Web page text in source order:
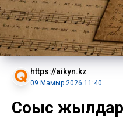
https://aikyn.kz
09 Мамыр 2026 11:40
Соғыс